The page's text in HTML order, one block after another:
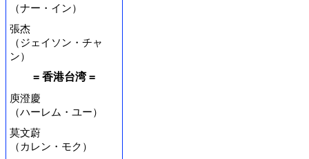
（ナー・イン）
張杰
（ジェイソン・チャ
ン）
= 香港台湾 =
庾澄慶
（ハーレム・ユー）
莫文蔚
（カレン・モク）